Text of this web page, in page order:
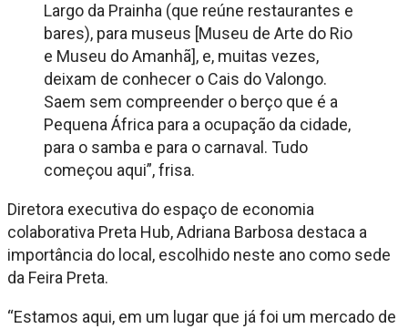
Largo da Prainha (que reúne restaurantes e
bares), para museus [Museu de Arte do Rio
e Museu do Amanhã], e, muitas vezes,
deixam de conhecer o Cais do Valongo.
Saem sem compreender o berço que é a
Pequena África para a ocupação da cidade,
para o samba e para o carnaval. Tudo
começou aqui”, frisa.
Diretora executiva do espaço de economia
colaborativa Preta Hub, Adriana Barbosa destaca a
importância do local, escolhido neste ano como sede
da Feira Preta.
“Estamos aqui, em um lugar que já foi um mercado de